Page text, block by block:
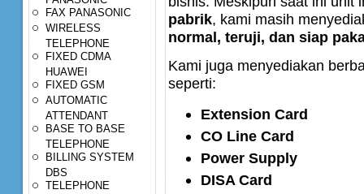
FAX PANASONIC
WIRELESS
TELEPHONE
FIXED CDMA
HUAWEI
FIXED GSM
AUTOMATIC
ATTENDANT
BASE TO BASE
TELEPHONE
BILLING SYSTEM
DBS
TELEPHONE
pabrik, kami masih
normal, teruji, dan siap
Kami juga menyediakan
seperti:
Extension Card
CO Line Card
Power Supply
DISA Card